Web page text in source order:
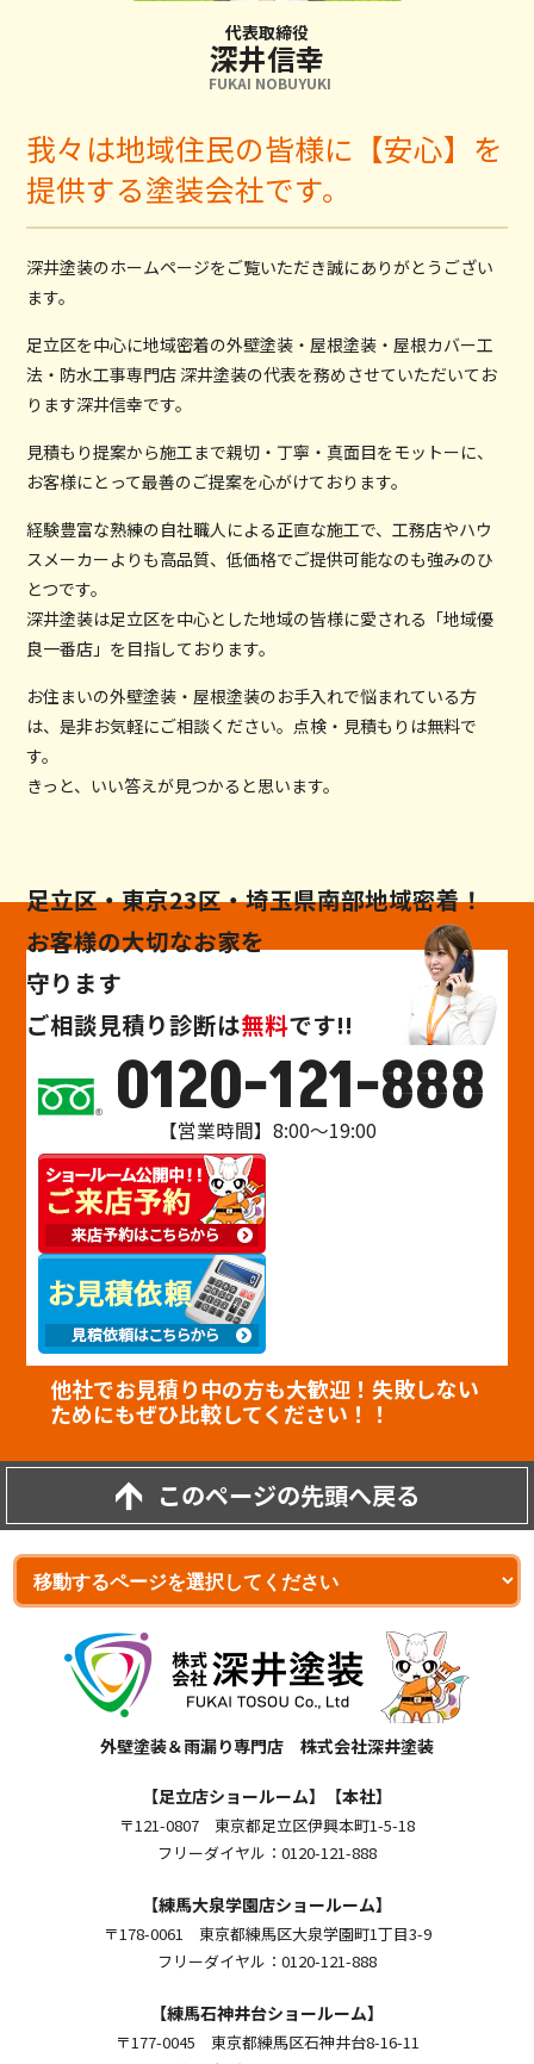
代表取締役
深井信幸
FUKAI NOBUYUKI
我々は地域住民の皆様に【安心】を
提供する塗装会社です。
深井塗装のホームページをご覧いただき誠にありがとうござい
ます。
足立区を中心に地域密着の外壁塗装・屋根塗装・屋根カバー工
法・防水工事専門店 深井塗装の代表を務めさせていただいてお
ります深井信幸です。
見積もり提案から施工まで親切・丁寧・真面目をモットーに、
お客様にとって最善のご提案を心がけております。
経験豊富な熟練の自社職人による正直な施工で、工務店やハウ
スメーカーよりも高品質、低価格でご提供可能なのも強みのひ
とつです。
深井塗装は足立区を中心とした地域の皆様に愛される「地域優
良一番店」を目指しております。
お住まいの外壁塗装・屋根塗装のお手入れで悩まれている方
は、是非お気軽にご相談ください。点検・見積もりは無料で
す。
きっと、いい答えが見つかると思います。
足立区・東京23区・埼玉県南部地域密着！
お客様の大切なお家を
守ります
ご相談見積り診断は無料です!!
0120-121-888
【営業時間】8:00～19:00
他社でお見積り中の方も大歓迎！失敗しない
ためにもぜひ比較してください！！
このページの先頭へ戻る
外壁塗装＆雨漏り専門店 株式会社深井塗装
【足立店ショールーム】【本社】
〒121-0807 東京都足立区伊興本町1-5-18
フリーダイヤル：0120-121-888
【練馬大泉学園店ショールーム】
〒178-0061 東京都練馬区大泉学園町1丁目3-9
フリーダイヤル：0120-121-888
【練馬石神井台ショールーム】
〒177-0045 東京都練馬区石神井台8-16-11